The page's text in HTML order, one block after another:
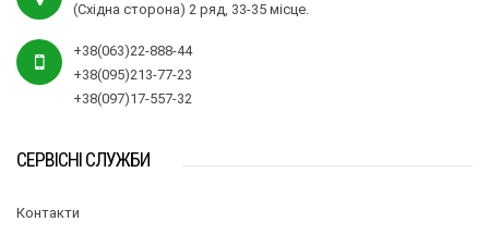
(Східна сторона) 2 ряд, 33-35 місце.
+38(063)22-888-44
+38(095)213-77-23
+38(097)17-557-32
СЕРВІСНІ СЛУЖБИ
Контакти